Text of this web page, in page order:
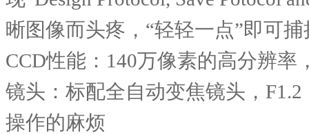
晰图像而头疼， “轻轻一点”即可
CCD性能： 140万像素的高分辨率
镜头：标配全自动变焦镜头， F1.2
操作的麻烦